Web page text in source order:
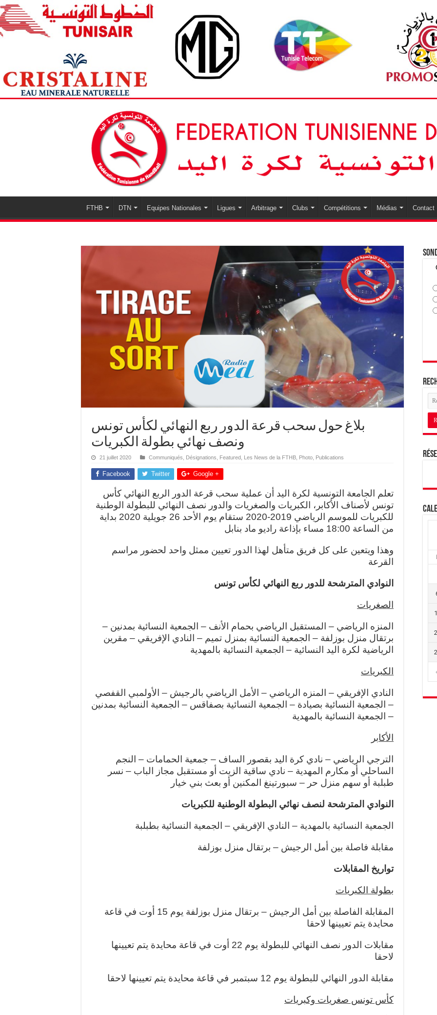
FTHB DTN Equipes Nationales Ligues Arbitrage Clubs Compétitions Médias Contact
بلاغ حول سحب قرعة الدور ربع النهائي لكأس تونس
ونصف نهائي بطولة الكبريات
21 juillet 2020 Communiqués Désignations Featured Les News de la FTHB Photo Publications
Facebook Twitter Google +
تعلم الجامعة التونسية لكرة اليد أن عملية سحب قرعة الدور الربع النهائي كأس
تونس لأصناف الأكابر، الكبريات والصغريات والدور نصف النهائي للبطولة الوطنية
للكبريات للموسم الرياضي 2019-2020 ستقام يوم الأحد 26 جويلية 2020 بداية
من الساعة 18:00 مساء بإذاعة راديو ماد بنابل
وهذا ويتعين على كل فريق متأهل لهذا الدور تعيين ممثل واحد لحضور مراسم
القرعة
النوادي المترشحة للدور ربع النهائي لكأس تونس
الصغريات
المنزه الرياضي – المستقبل الرياضي بحمام الأنف – الجمعية النسائية بمدنين –
برتقال منزل بوزلفة – الجمعية النسائية بمنزل تميم – النادي الإفريقي – مقرين
الرياضية لكرة اليد النسائية – الجمعية النسائية بالمهدية
الكبريات
النادي الإفريقي – المنزه الرياضي – الأمل الرياضي بالرجيش – الأولمبي القفصي
– الجمعية النسائية بصيادة – الجمعية النسائية بصفاقس – الجمعية النسائية بمدنين
– الجمعية النسائية بالمهدية
الأكابر
الترجي الرياضي – نادي كرة اليد بقصور الساف – جمعية الحمامات – النجم
الساحلي أو مكارم المهدية – نادي ساقية الزيت أو مستقبل مجاز الباب – نسر
طبلبة أو سهم منزل حر – سبورتينغ المكنين أو بعث بني خيار
النوادي المترشحة لنصف نهائي البطولة الوطنية للكبريات
الجمعية النسائية بالمهدية – النادي الإفريقي – الجمعية النسائية بطبلبة
مقابلة فاصلة بين أمل الرجيش – برتقال منزل بوزلفة
تواريخ المقابلات
بطولة الكبريات
المقابلة الفاصلة بين أمل الرجيش – برتقال منزل بوزلفة يوم 15 أوت في قاعة
محايدة يتم تعيينها لاحقا
مقابلات الدور نصف النهائي للبطولة يوم 22 أوت في قاعة محايدة يتم تعيينها
لاحقا
مقابلة الدور النهائي للبطولة يوم 12 سبتمبر في قاعة محايدة يتم تعيينها لاحقا
كأس تونس صغريات وكبريات
L